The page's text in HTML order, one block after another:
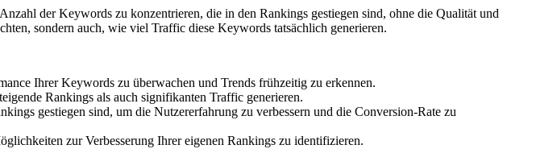
der Keywords zu konzentrieren, die in den Rankings gestiegen sind, ohne die Qualität und
sondern auch, wie viel Traffic diese Keywords tatsächlich generieren.
Ihrer Keywords zu überwachen und Trends frühzeitig zu erkennen.
Rankings als auch signifikanten Traffic generieren.
gestiegen sind, um die Nutzererfahrung zu verbessern und die Conversion-Rate zu
zur Verbesserung Ihrer eigenen Rankings zu identifizieren.